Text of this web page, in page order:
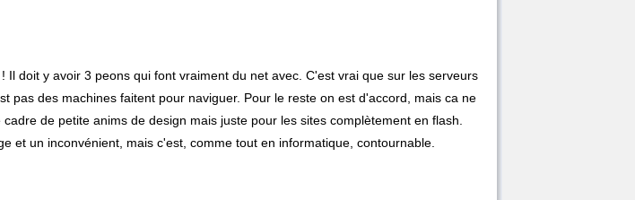
Il doit y avoir 3 peons qui font vraiment du net avec. C'est vrai que sur les serveurs
pas des machines faitent pour naviguer. Pour le reste on est d'accord, mais ca ne
de petite anims de design mais juste pour les sites complètement en flash.
et un inconvénient, mais c'est, comme tout en informatique, contournable.